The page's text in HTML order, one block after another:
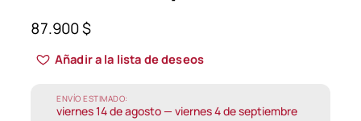
87.900$
Añadir a la lista de deseos
ENVÍO ESTIMADO:
viernes 14 de agosto — viernes 4 de septiembre